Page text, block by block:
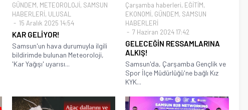
GÜNDEM, METEOROLOJİ, SAMSUN
HABERLERİ, ULUSAL
15 Aralık 2025 14:54
KAR GELİYOR!
Samsun'un hava durumuyla ilgili
bildirimde bulunan Meteoroloji,
'Kar Yağışı' uyarısı...
Çarşamba haberleri, EĞİTİM,
EKONOMİ, GÜNDEM, SAMSUN
HABERLERİ
7 Haziran 2024 17:42
GELECEĞİN RESSAMLARINA
ALKIŞ!
Samsun'da, Çarşamba Gençlik ve
Spor İlçe Müdürlüğü'ne bağlı Kız
KYK...